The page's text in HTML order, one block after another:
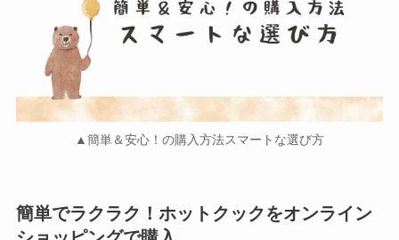
▲簡単＆安心！の購入方法スマートな選び方
簡単でラクラク！ホットクックをオンライン